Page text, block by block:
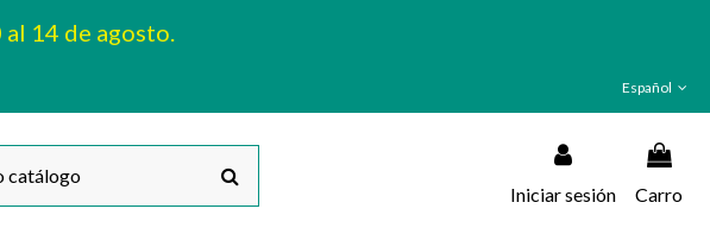
al 14 de agosto.
Español
Iniciar sesión Carro